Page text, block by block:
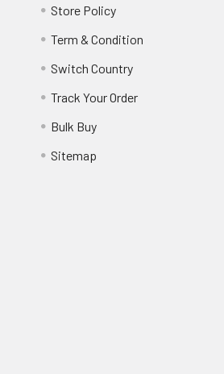
Store Policy
Term & Condition
Switch Country
Track Your Order
Bulk Buy
Sitemap